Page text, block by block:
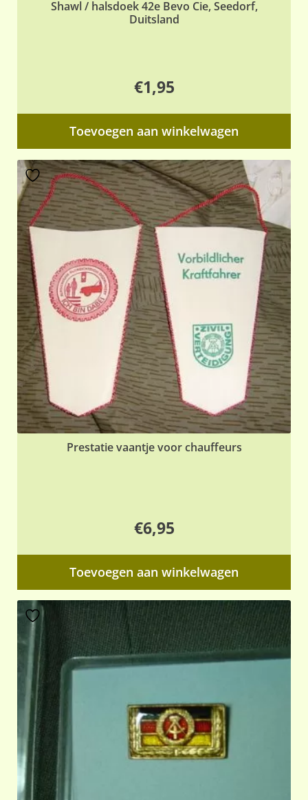
Shawl / halsdoek 42e Bevo Cie, Seedorf,
Duitsland
€1,95
Toevoegen aan winkelwagen
Prestatie vaantje voor chauffeurs
€6,95
Toevoegen aan winkelwagen